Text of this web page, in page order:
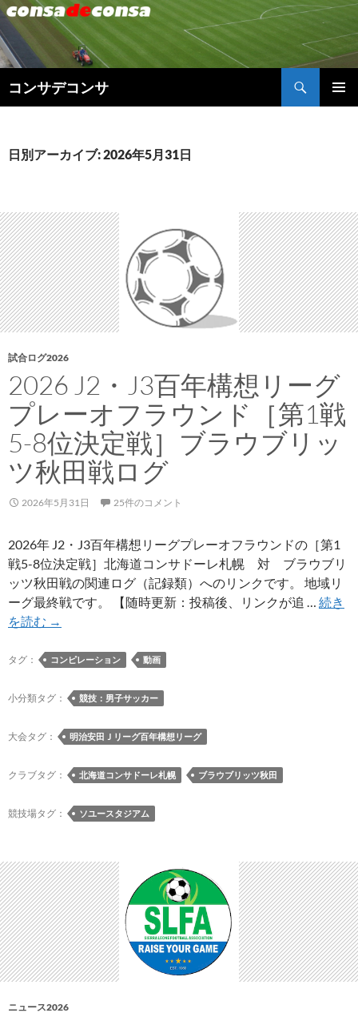
コンサデコンサ
索
ン
キ
ッ
プ
日別アーカイブ: 2026年5月31日
試合ログ2026
2026 J2・J3百年構想リーグ
プレーオフラウンド［第1戦
5-8位決定戦］ブラウブリッ
ツ秋田戦ログ
2026年5月31日 25件のコメント
2026年 J2・J3百年構想リーグプレーオフラウンドの［第1
戦5-8位決定戦］北海道コンサドーレ札幌 対 ブラウブリ
ッツ秋田戦の関連ログ（記録類）へのリンクです。 地域リ
ーグ最終戦です。 【随時更新：投稿後、リンクが追 … 続き
を読む 2026
J3
年
想
ー
プ
オ
フ
ラ
ウ
ン
ド
［第
1
→
タグ： コンピレーション 動画
小分類タグ： 競技：男子サッカー
大会タグ： 明治安田Ｊリーグ百年構想リーグ
クラブタグ： 北海道コンサドーレ札幌 ブラウブリッツ秋田
競技場タグ： ソユースタジアム
ニュース2026